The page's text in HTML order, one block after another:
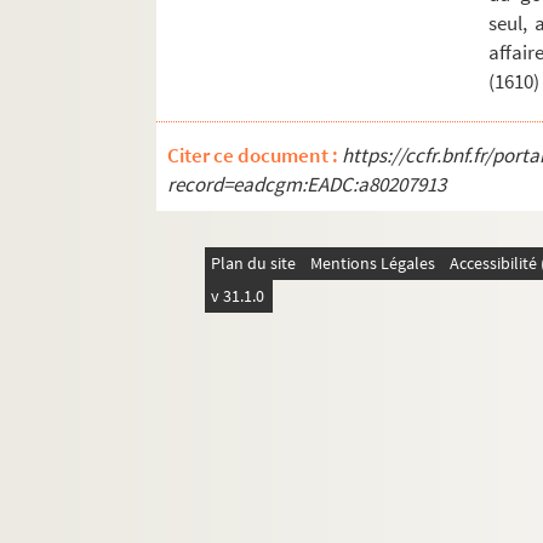
seul,
(1610)
Citer ce document : https://ccfr.bnf.fr/
record=eadcgm:EADC:a80207913
Plan du site Mentions Légales
v 31.1.0